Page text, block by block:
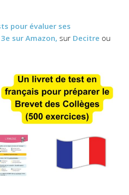
pour évaluer ses
sur Amazon, sur Decitre ou